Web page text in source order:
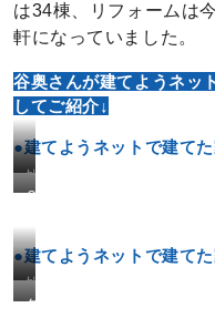
は34棟、リフォームは
軒になっていました。
谷奥さんが建てようネッ
してご紹介↓
●建てようネットで建てた
外
２
ホ
ー
ル
●建てようネットで建てた
外
ダ